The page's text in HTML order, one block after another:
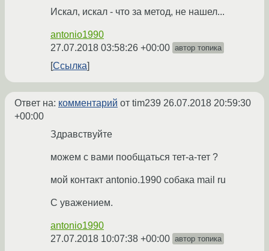
Искал, искал - что за метод, не нашел...
antonio1990
27.07.2018 03:58:26 +00:00 автор топика
Ссылка
Ответ на: комментарий от tim239 26.07.2018 20:59:30
+00:00
Здравствуйте
можем с вами пообщаться тет-а-тет ?
мой контакт antonio.1990 собака mail ru
С уважением.
antonio1990
27.07.2018 10:07:38 +00:00 автор топика